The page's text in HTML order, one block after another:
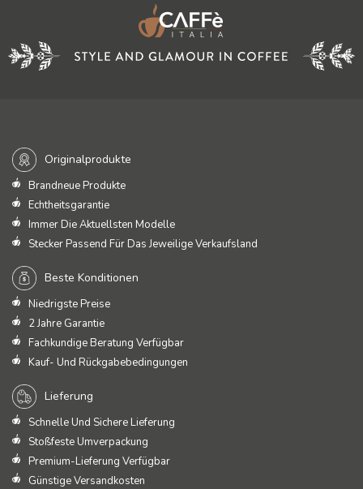
Originalprodukte
Brandneue Produkte
Echtheitsgarantie
Immer Die Aktuellsten Modelle
Stecker Passend Für Das Jeweilige Verkaufsland
Beste Konditionen
Niedrigste Preise
2 Jahre Garantie
Fachkundige Beratung Verfügbar
Kauf- Und Rückgabebedingungen
Lieferung
Schnelle Und Sichere Lieferung
Stoßfeste Umverpackung
Premium-Lieferung Verfügbar
Günstige Versandkosten